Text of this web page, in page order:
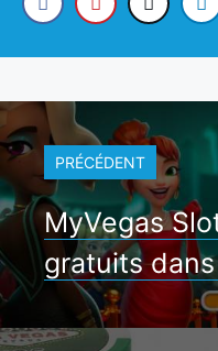
PRÉCÉDENT
MyVegas
gratuits